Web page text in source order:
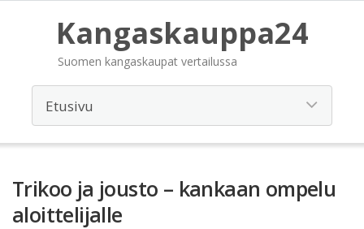
Kangaskauppa24
Suomen kangaskaupat vertailussa
Trikoo ja jousto – kankaan ompelu
aloittelijalle